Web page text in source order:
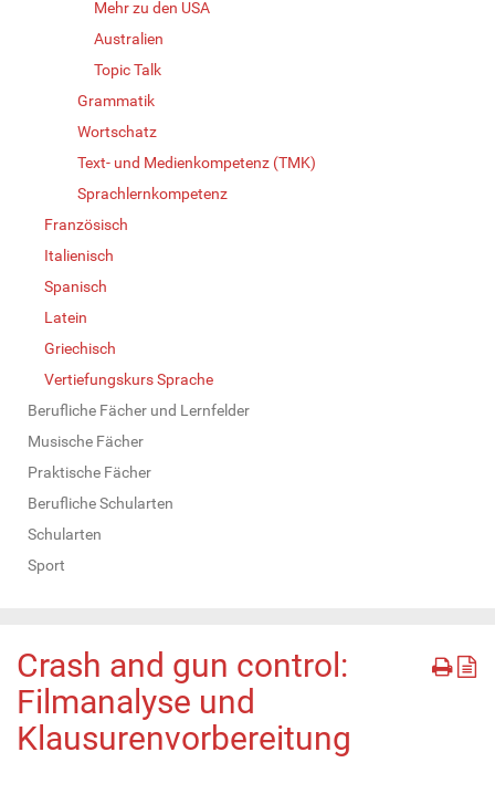
Mehr zu den USA
Australien
Topic Talk
Grammatik
Wortschatz
Text- und Medienkompetenz (TMK)
Sprachlernkompetenz
Französisch
Italienisch
Spanisch
Latein
Griechisch
Vertiefungskurs Sprache
Berufliche Fächer und Lernfelder
Musische Fächer
Praktische Fächer
Berufliche Schularten
Schularten
Sport
Crash and gun control:
Filmanalyse und
Klausurenvorbereitung